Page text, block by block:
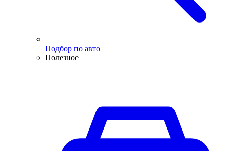
Подбор по авто
Полезное